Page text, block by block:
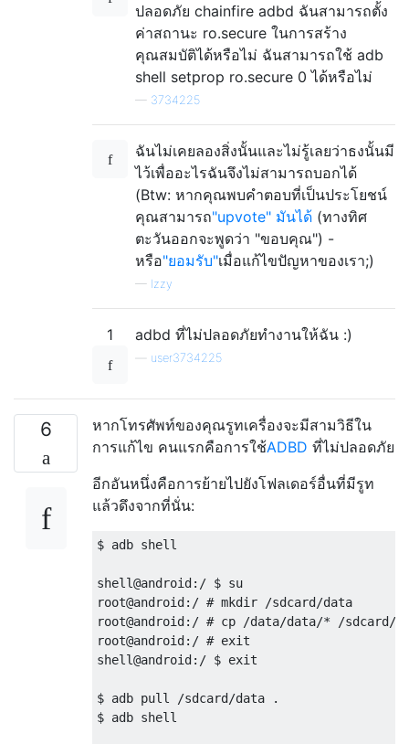
ปลอดภัย chainfire adbd ฉันสามารถตั้ง
ค่าสถานะ ro.secure ในการสร้าง
คุณสมบัติได้หรือไม่ ฉันสามารถใช้ adb
shell setprop ro.secure 0 ได้หรือไม่
— 3734225
ฉันไม่เคยลองสิ่งนั้นและไม่รู้เลยว่าธงนั้นมี
ไว้เพื่ออะไรฉันจึงไม่สามารถบอกได้
(Btw: หากคุณพบคำตอบที่เป็นประโยชน์
คุณสามารถ"upvote" มันได้ (ทางทิศ
ตะวันออกจะพูดว่า "ขอบคุณ") -
หรือ"ยอมรับ"เมื่อแก้ไขปัญหาของเรา;)
— Izzy
1 adbd ที่ไม่ปลอดภัยทำงานให้ฉัน :)
user3734225
6
หากโทรศัพท์ของคุณรูทเครื่องจะมีสามวิธีใน
การแก้ไข คนแรกคือการใช้ADBD ที่ไม่ปลอดภัย
อีกอันหนึ่งคือการย้ายไปยังโฟลเดอร์อื่นที่มีรูท
แล้วดึงจากที่นั่น:
$ adb shell
shell@android:/ $ su
root@android:/ # mkdir /sdcard/data
root@android:/ # cp /data/data/* /sdcard/
root@android:/ # exit
shell@android:/ $ exit
$ adb pull /sdcard/data .
$ adb shell